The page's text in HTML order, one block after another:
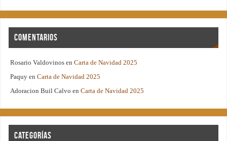
Comentarios
Rosario Valdovinos enCarta de Navidad 2025
Paquy enCarta de Navidad 2025
Adoracion Buil Calvo enCarta de Navidad 2025
Categorías